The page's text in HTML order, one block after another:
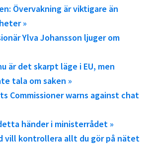
Övervakning är viktigare än
»
Ylva Johansson ljuger om
är det skarpt läge i EU, men
tala om saken »
Commissioner warns against chat
händer i ministerrådet »
vill kontrollera allt du gör på nätet